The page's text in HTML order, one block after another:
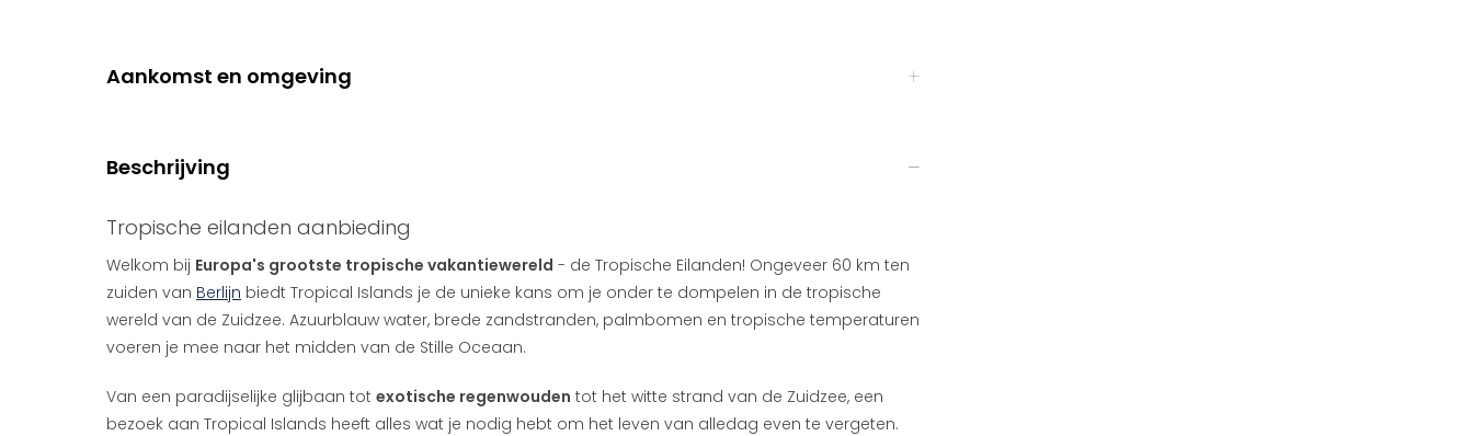
Aankomst en omgeving
Beschrijving
Tropische eilanden aanbieding
Welkom bij Europa's grootste tropische vakantiewereld - de Tropische Eilanden! Ongeveer 60 km ten
zuiden van Berlijn biedt Tropical Islands je de unieke kans om je onder te dompelen in de tropische
wereld van de Zuidzee. Azuurblauw water, brede zandstranden, palmbomen en tropische temperaturen
voeren je mee naar het midden van de Stille Oceaan.
Van een paradijselijke glijbaan tot exotische regenwouden tot het witte strand van de Zuidzee, een
bezoek aan Tropical Islands heeft alles wat je nodig hebt om het leven van alledag even te vergeten.